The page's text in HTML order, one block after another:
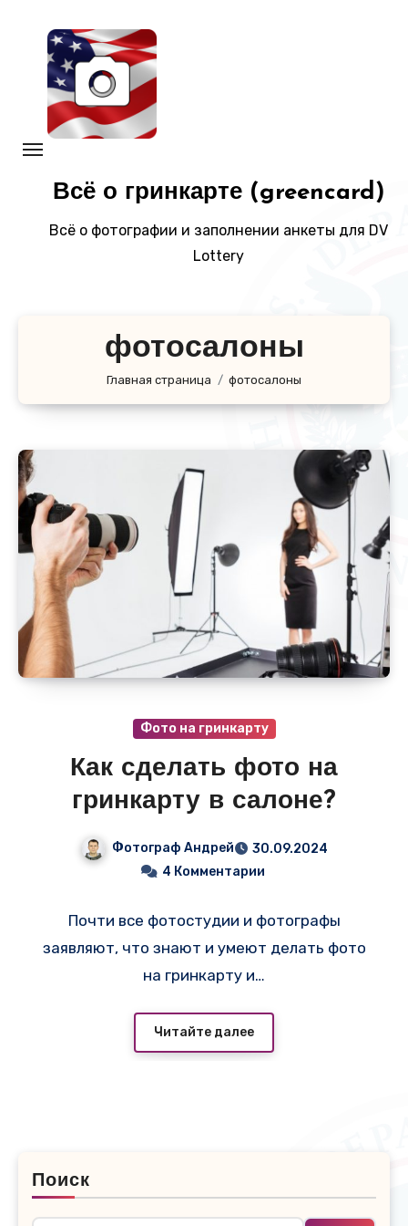
содержанию
Всё о гринкарте (greencard)
Всё о фотографии и заполнении анкеты для DV
Lottery
фотосалоны
Главная страница фотосалоны
Фото на гринкарту
Как сделать фото на
гринкарту в салоне?
Фотограф Андрей
30.09.2024
4 Комментарии
Почти все фотостудии и фотографы
заявляют, что знают и умеют делать фото
на гринкарту и…
Читайте далее
Поиск